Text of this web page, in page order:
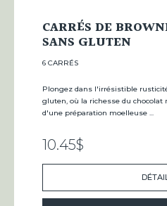
CARRÉS DE
SANS GLUTEN
6 CARRÉS
Plongez dans l'irrésistible
gluten, où la richesse du
d'une préparation moelleuse ...
10.45$